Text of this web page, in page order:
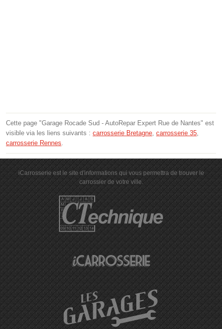
Cette page "Garage Rocade Sud - AutoRepar Expert Rue de Nantes" est
visible via les liens suivants : carrosserie Bretagne, carrosserie 35,
carrosserie Rennes.
iCarrosserie est le site d'informations qui vous permettra de trouver le
carrossier de votre ville.